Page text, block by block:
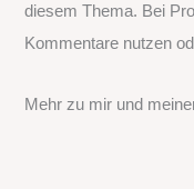
diesem Thema. Bei
Kommentare nutzen
Mehr zu mir und